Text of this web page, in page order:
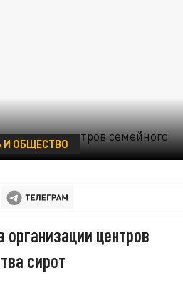
И ОБЩЕСТВО
центров
сирот